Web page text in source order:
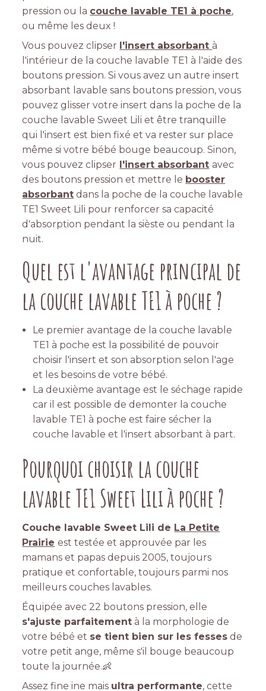
pression ou la couche lavable TE1 à poche,
ou même les deux !
Vous pouvez clipser l'insert absorbantà
l'intérieur de la couche lavable TE1 à l'aide des
boutons pression. Si vous avez un autre insert
absorbant lavable sans boutons pression, vous
pouvez glisser votre insert dans la poche de la
couche lavable Sweet Lili et être tranquille
qui l'insert est bien fixé et va rester sur place
même si votre bébé bouge beaucoup. Sinon,
vous pouvez clipser
l'insert absorbant avec
des boutons pression et mettre le booster
absorbant dans la poche de la couche lavable
TE1 Sweet Lili pour renforcer sa capacité
d'absorption pendant la sièste ou pendant la
nuit.
Quel est l'avantage principal de
la couche lavable TE1 à poche ?
Le premier avantage de la couche lavable
TE1 à poche est la possibilité de pouvoir
choisir l'insert et son absorption selon l'age
et les besoins de votre bébé.
La deuxième avantage est le séchage rapide
car il est possible de demonter la couche
lavable TE1 à poche est faire sécher la
couche lavable et l'insert absorbant à part.
Pourquoi choisir la couche
lavable TE1 Sweet Lili à poche ?
Couche lavable Sweet Lili de La Petite
Prairie est testée et approuvée par les
mamans et papas depuis 2005, toujours
pratique et confortable, toujours parmi nos
meilleurs couches lavables.
Équipée avec 22 boutons pression, elle
s'ajuste parfaitement à la morphologie de
votre bébé et se tient bien sur les fesses de
votre petit ange, même s'il bouge beaucoup
toute la journée.👶
Assez fine ine mais ultra performante, cette